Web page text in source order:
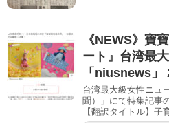
《NEWS》寶
ート』台湾最
「niusnews」
台湾最大級女性ニュ
聞）」にて特集記事
【翻訳タイトル】子